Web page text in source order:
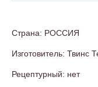
Страна: РОССИЯ
Изготовитель: Твинс
Рецептурный: нет